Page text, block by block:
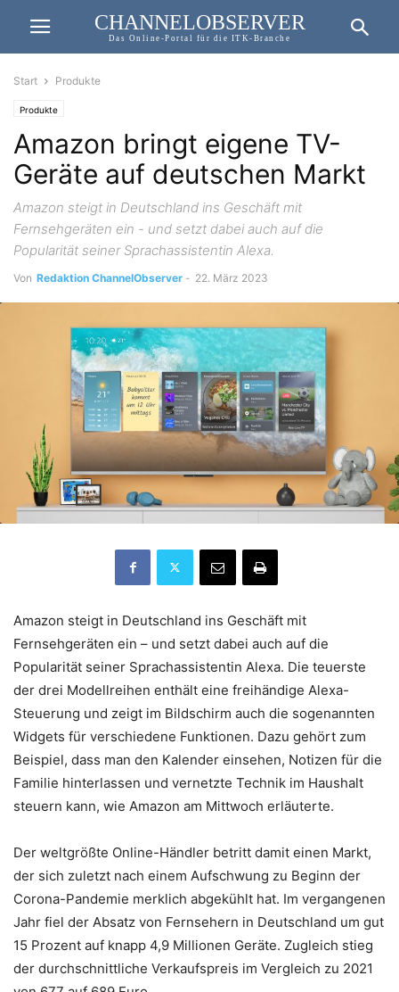
CHANNELOBSERVER
Das Online-Portal für die ITK-Branche
Start Produkte
Produkte
Amazon bringt eigene TV-
Geräte auf deutschen Markt
Amazon steigt in Deutschland ins Geschäft mit
Fernsehgeräten ein - und setzt dabei auch auf die
Popularität seiner Sprachassistentin Alexa.
Von Redaktion ChannelObserver - 22. März 2023
Amazon steigt in Deutschland ins Geschäft mit
Fernsehgeräten ein – und setzt dabei auch auf die
Popularität seiner Sprachassistentin Alexa. Die teuerste
der drei Modellreihen enthält eine freihändige Alexa-
Steuerung und zeigt im Bildschirm auch die sogenannten
Widgets für verschiedene Funktionen. Dazu gehört zum
Beispiel, dass man den Kalender einsehen, Notizen für die
Familie hinterlassen und vernetzte Technik im Haushalt
steuern kann, wie Amazon am Mittwoch erläuterte.
Der weltgrößte Online-Händler betritt damit einen Markt,
der sich zuletzt nach einem Aufschwung zu Beginn der
Corona-Pandemie merklich abgekühlt hat. Im vergangenen
Jahr fiel der Absatz von Fernsehern in Deutschland um gut
15 Prozent auf knapp 4,9 Millionen Geräte. Zugleich stieg
der durchschnittliche Verkaufspreis im Vergleich zu 2021